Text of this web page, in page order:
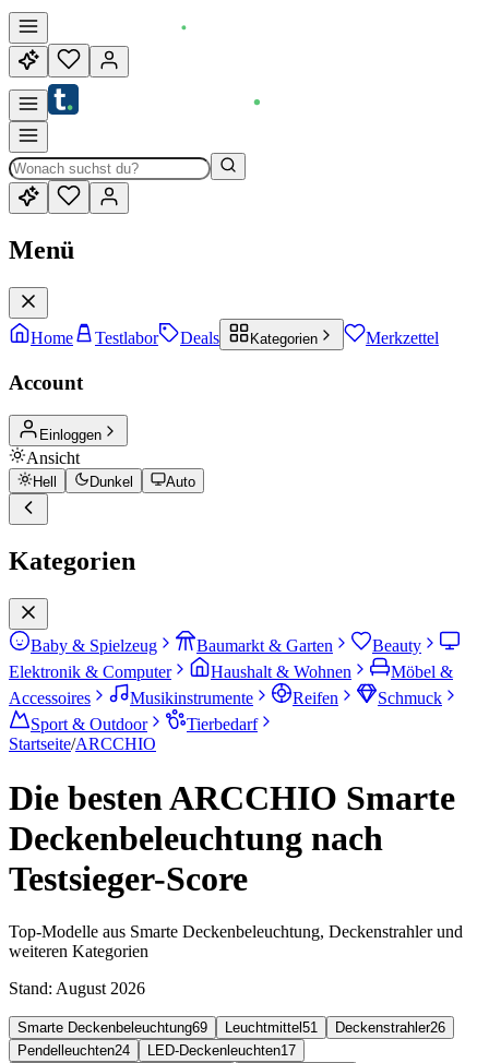
Menü
Home Testlabor Deals Kategorien Merkzettel
Account
Einloggen
Ansicht
Hell Dunkel Auto
Kategorien
Baby & Spielzeug Baumarkt & Garten
Beauty
Elektronik & Computer
Haushalt & Wohnen
Möbel &
Accessoires
Musikinstrumente Reifen
Schmuck
Sport & Outdoor
Tierbedarf
Startseite/ARCCHIO
Die besten ARCCHIO Smarte
Deckenbeleuchtung nach
Testsieger-Score
Top-Modelle aus Smarte Deckenbeleuchtung, Deckenstrahler und
weiteren Kategorien
Stand: August 2026
Smarte Deckenbeleuchtung69 Leuchtmittel 51 Deckenstrahler26
Pendelleuchten24 LED-Deckenleuchten17